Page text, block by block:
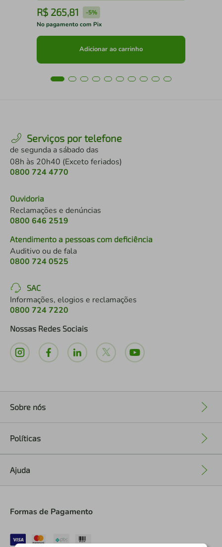
R$ 265,81 -5%
No pagamento com Pix
Adicionar ao carrinho
Serviços por telefone
de segunda a sábado das
08h às 20h40 (Exceto feriados)
0800 724 4770
Ouvidoria
Reclamações e denúncias
0800 646 2519
Atendimento a pessoas com deficiência
Auditivo ou de fala
0800 724 0525
SAC
Informações, elogios e reclamações
0800 724 7220
Nossas Redes Sociais
Sobre nós
Políticas
Ajuda
Formas de Pagamento